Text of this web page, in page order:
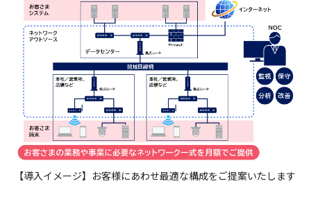
【導入イメージ】お客様にあわせ最適な構成をご提案いたします